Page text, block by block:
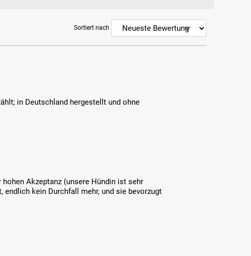
Sortiert nach
in Deutschland hergestellt und ohne
Akzeptanz (unsere Hündin ist sehr
kein Durchfall mehr, und sie bevorzugt